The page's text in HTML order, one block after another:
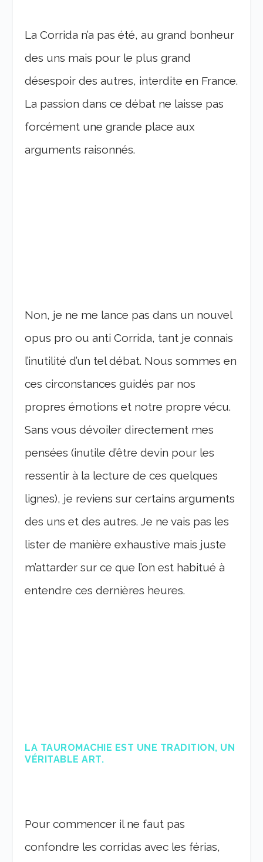
La Corrida n’a pas été, au grand bonheur
des uns mais pour le plus grand
désespoir des autres, interdite en France.
La passion dans ce débat ne laisse pas
forcément une grande place aux
arguments raisonnés.
Non, je ne me lance pas dans un nouvel
opus pro ou anti Corrida, tant je connais
l’inutilité d’un tel débat. Nous sommes en
ces circonstances guidés par nos
propres émotions et notre propre vécu.
Sans vous dévoiler directement mes
pensées (inutile d’être devin pour les
ressentir à la lecture de ces quelques
lignes), je reviens sur certains arguments
des uns et des autres. Je ne vais pas les
lister de manière exhaustive mais juste
m’attarder sur ce que l’on est habitué à
entendre ces dernières heures.
LA TAUROMACHIE EST UNE TRADITION, UN
VÉRITABLE ART.
Pour commencer il ne faut pas
confondre les corridas avec les férias,